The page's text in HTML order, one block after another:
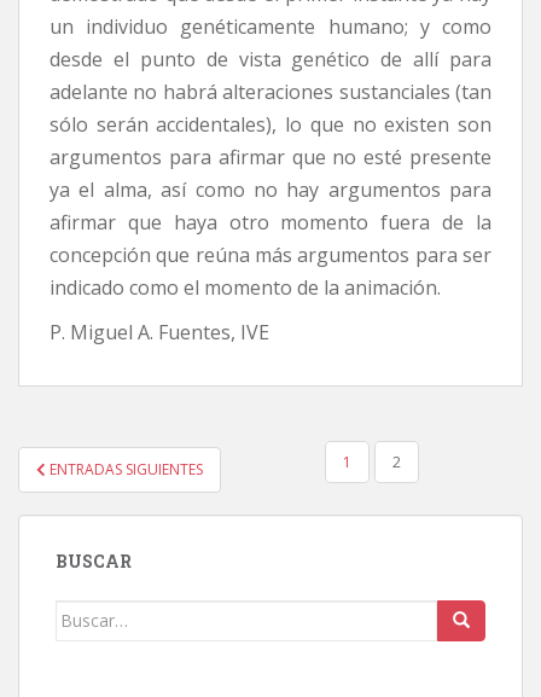
un individuo genéticamente humano; y como
desde el punto de vista genético de allí para
adelante no habrá alteraciones sustanciales (tan
sólo serán accidentales), lo que no existen son
argumentos para afirmar que no esté presente
ya el alma, así como no hay argumentos para
afirmar que haya otro momento fuera de la
concepción que reúna más argumentos para ser
indicado como el momento de la animación.
P. Miguel A. Fuentes, IVE
PAGINACIÓN
DE
ENTRADAS
ENTRADAS SIGUIENTES 1 2
BUSCAR
Buscar: